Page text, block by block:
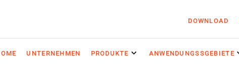
DOWNLOAD
UNTERNEHMEN PRODUKTE ANWENDUNGSSGEBIETE